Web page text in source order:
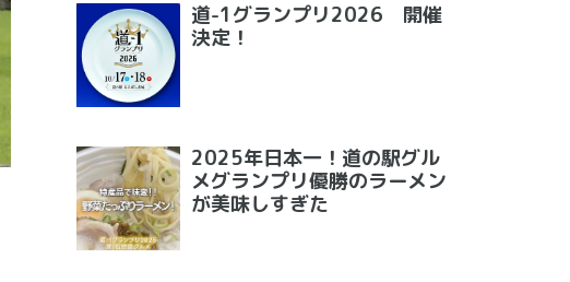
道-1グランプリ2026 開催
決定！
2025年日本一！道の駅グル
メグランプリ優勝のラーメン
が美味しすぎた